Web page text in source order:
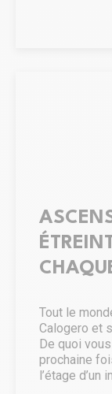
Tout le
Calogero et
De quoi
prochaine
l’étage d’un